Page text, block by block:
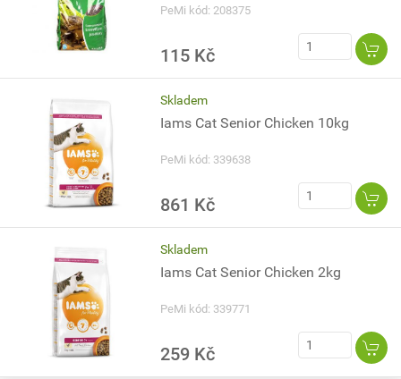
PeMi kód: 208375
115 Kč
Skladem
Iams Cat Senior Chicken 10kg
PeMi kód: 339638
861 Kč
Skladem
Iams Cat Senior Chicken 2kg
PeMi kód: 339771
259 Kč